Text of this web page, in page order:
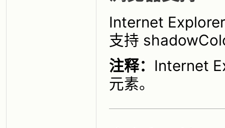
Internet
支持
注释： Internet
元素。